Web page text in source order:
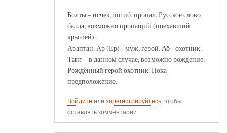
Болты – исчез, погиб, пропал. Русское слово
балда, возможно пропащий (поехавший
крышей).
Араптан. Ар (Ер) - муж, герой. Аб - охотник.
Танг – в данном случае, возможно рождение.
Рождённый герой охотник. Пока
предположение.
Войдите или зарегистрируйтесь, чтобы
оставлять комментарии